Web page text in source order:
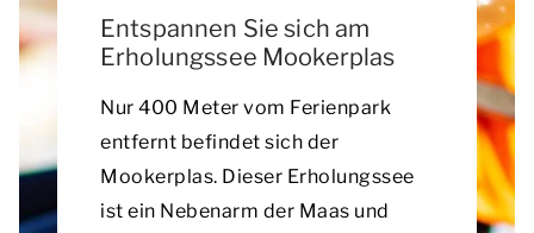
Entspannen Sie sich am
Erholungssee Mookerplas
Nur 400 Meter vom Ferienpark
entfernt befindet sich der
Mookerplas. Dieser Erholungssee
ist ein Nebenarm der Maas und